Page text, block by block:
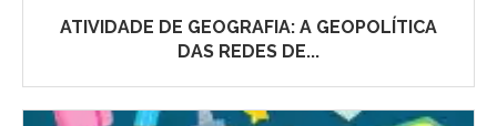
ATIVIDADE DE GEOGRAFIA: A GEOPOLÍTICA
DAS REDES DE...